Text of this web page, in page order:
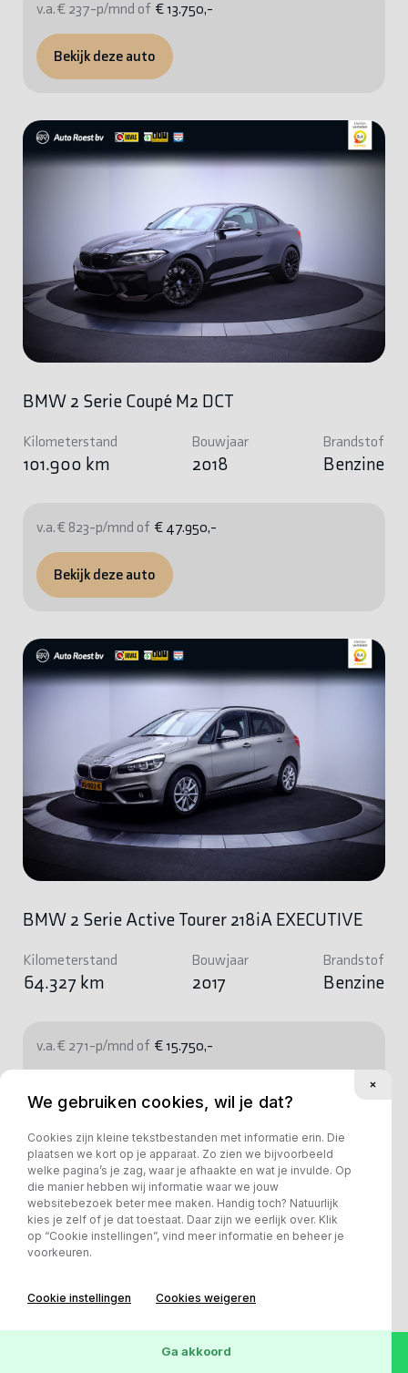
v.a. € 237-p/mnd of € 13.750,-
Bekijk deze auto
BMW 2 Serie Coupé M2 DCT
Kilometerstand
101.900 km
Bouwjaar
2018
Brandstof
Benzine
v.a. € 823-p/mnd of € 47.950,-
Bekijk deze auto
BMW 2 Serie Active Tourer 218iA EXECUTIVE
Kilometerstand
64.327 km
Bouwjaar
2017
Brandstof
Benzine
v.a. € 271-p/mnd of € 15.750,-
Bekijk deze auto
We gebruiken cookies, wil je dat?
Cookies zijn kleine tekstbestanden met informatie erin. Die
plaatsen we kort op je apparaat. Zo zien we bijvoorbeeld
welke pagina’s je zag, waar je afhaakte en wat je invulde. Op
die manier hebben wij informatie waar we jouw
websitebezoek beter mee maken. Handig toch? Natuurlijk
kies je zelf of je dat toestaat. Daar zijn we eerlijk over. Klik
op “Cookie instellingen”, vind meer informatie en beheer je
voorkeuren.
Cookie instellingen Cookies weigeren
Ga akkoord